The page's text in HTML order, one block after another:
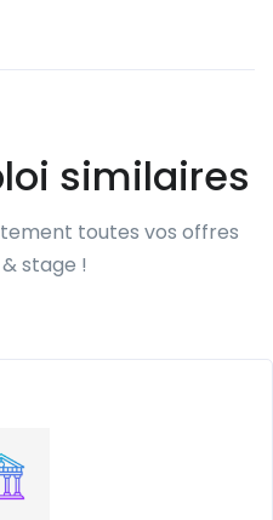
similaires
toutes vos offres
stage !